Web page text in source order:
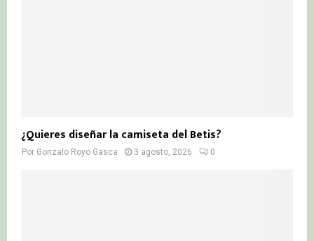
¿Quieres diseñar la camiseta del Betis?
Por Gonzalo Royo Gasca 3 agosto, 2026 0